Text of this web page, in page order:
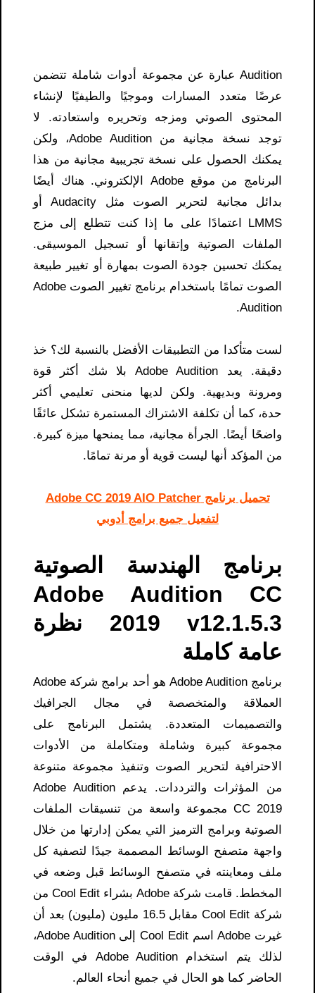
Audition عبارة عن مجموعة أدوات شاملة تتضمن
عرضًا متعدد المسارات وموجيًا والطيفيًا لإنشاء
المحتوى الصوتي ومزجه وتحريره واستعادته. لا
توجد نسخة مجانية من Adobe Audition، ولكن
يمكنك الحصول على نسخة تجريبية مجانية من هذا
البرنامج من موقع Adobe الإلكتروني. هناك أيضًا
بدائل مجانية لتحرير الصوت مثل Audacity أو
LMMS اعتمادًا على ما إذا كنت تتطلع إلى مزج
الملفات الصوتية وإتقانها أو تسجيل الموسيقى.
يمكنك تحسين جودة الصوت بمهارة أو تغيير طبيعة
الصوت تمامًا باستخدام برنامج تغيير الصوت Adobe
Audition.
لست متأكدا من التطبيقات الأفضل بالنسبة لك؟ خذ
دقيقة. يعد Adobe Audition بلا شك أكثر قوة
ومرونة وبديهية. ولكن لديها منحنى تعليمي أكثر
حدة، كما أن تكلفة الاشتراك المستمرة تشكل عائقًا
واضحًا أيضًا. الجرأة مجانية، مما يمنحها ميزة كبيرة.
من المؤكد أنها ليست قوية أو مرنة تمامًا.
تحميل برنامج Adobe CC 2019 AIO Patcher
لتفعيل جميع برامج أدوبي
برنامج الهندسة الصوتية
Adobe Audition CC
2019 v12.1.5.3 نظرة
عامة كاملة
برنامج Adobe Audition هو أحد برامج شركة Adobe
العملاقة والمتخصصة في مجال الجرافيك
والتصميمات المتعددة. يشتمل البرنامج على
مجموعة كبيرة وشاملة ومتكاملة من الأدوات
الاحترافية لتحرير الصوت وتنفيذ مجموعة متنوعة
من المؤثرات والترددات. يدعم Adobe Audition
CC 2019 مجموعة واسعة من تنسيقات الملفات
الصوتية وبرامج الترميز التي يمكن إدارتها من خلال
واجهة متصفح الوسائط المصممة جيدًا لتصفية كل
ملف ومعاينته في متصفح الوسائط قبل وضعه في
المخطط. قامت شركة Adobe بشراء Cool Edit من
شركة Cool Edit مقابل 16.5 مليون (مليون) بعد أن
غيرت Adobe اسم Cool Edit إلى Adobe Audition،
لذلك يتم استخدام Adobe Audition في الوقت
الحاضر كما هو الحال في جميع أنحاء العالم.